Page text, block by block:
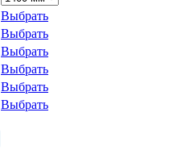
Выбрать
Выбрать
Выбрать
Выбрать
Выбрать
Выбрать